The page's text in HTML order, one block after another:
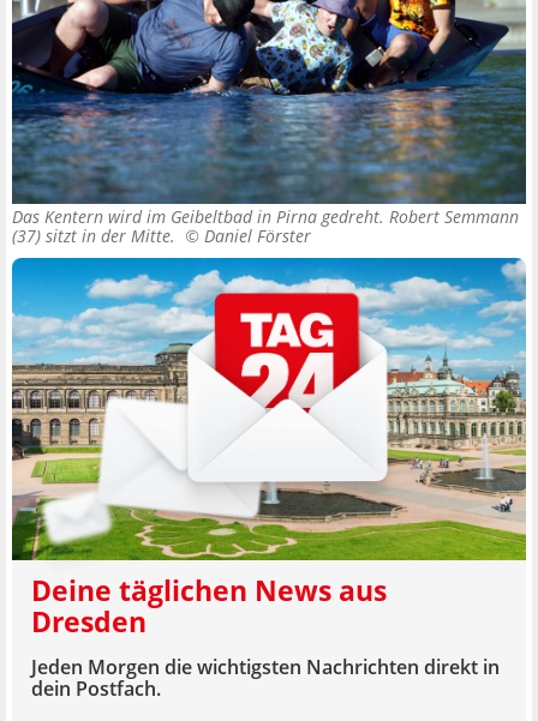
Das Kentern wird im Geibeltbad in Pirna gedreht. Robert Semmann
(37) sitzt in der Mitte. © Daniel Förster
Deine täglichen News aus
Dresden
Jeden Morgen die wichtigsten Nachrichten direkt in
dein Postfach.